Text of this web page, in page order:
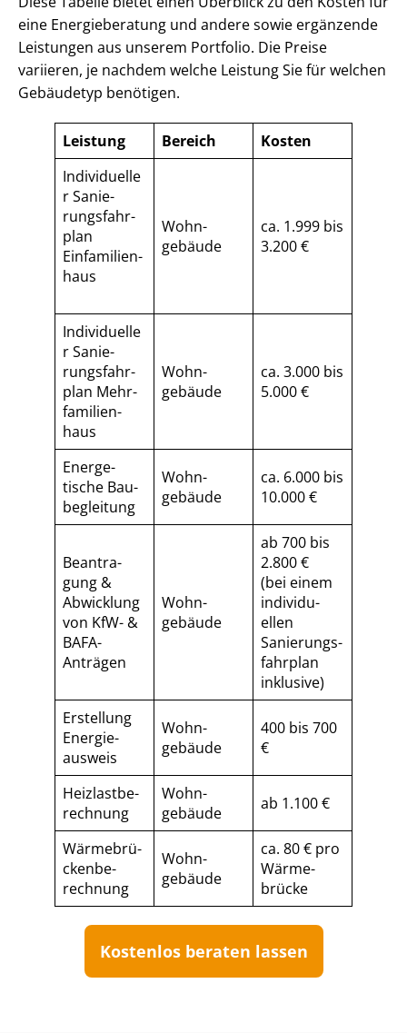
eine Energieberatung und andere sowie ergänzende
Leistungen aus unserem Portfolio. Die Preise
variieren, je nachdem welche Leistung Sie für welchen
Gebäudetyp benötigen.
Leistung Bereich
Kosten
Individuelle
r Sa­nie­
rungs­fahr­
plan
Einfamilien­
haus
Wohn­
gebäude
ca. 1.999 bis
3.200 €
Individuelle
r Sa­nie­
rungs­fahr­
plan Mehr­
familien­
haus
Wohn­
gebäude
ca. 3.000 bis
5.000 €
Energe­
tische Bau­
begleitung
Wohn­
gebäude
ca. 6.000 bis
10.000 €
Beantra­
gung &
Abwicklung
von KfW- &
BAFA-
Anträgen
Wohn­
gebäude
ab 700 bis
2.800 €
(bei einem
individu­
ellen
Sanierungs­
fahrplan
inklusive)
Erstellung
Energie­
ausweis
Wohn­
gebäude
400 bis 700
€
Heiz­last­be­
rech­nung
Wohn­
gebäude
ab 1.100 €
Wär­me­brü­
cken­be­
rech­nung
Wohn­
gebäude
ca. 80 € pro
Wärme­
brücke
Kostenlos beraten lassen